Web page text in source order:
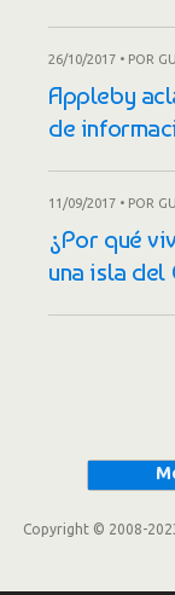
26/10/2017 • POR
Appleby
de
11/09/2017 • POR
¿Por qué
una isla del
Copyright © 2008-